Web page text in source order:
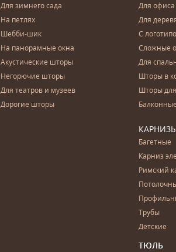
Для зимнего сада
На петлях
Шебби-шик
На панорамные окна
Акустические шторы
Негорючие шторы
Для театров и музеев
Дорогие шторы
Для офиса
Для
С
Сложные
Для
Шторы в
Шторы
Багетные
Карниз
Римский
Трубы
Детские
ТЮЛЬ